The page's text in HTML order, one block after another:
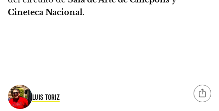
Cineteca Nacional.
LUIS TORIZ